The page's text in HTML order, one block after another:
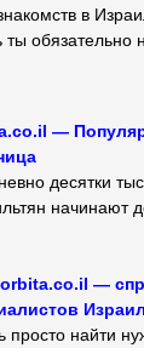
в
ты обязательно
—
десятки
начинают
—
просто найти